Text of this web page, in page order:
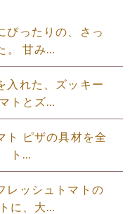
ぴったりの、さっ
。 甘み…
入れた、ズッキー
トとズ…
ト️ ピザの具材を全
ト…
レッシュトマトの
に、大…